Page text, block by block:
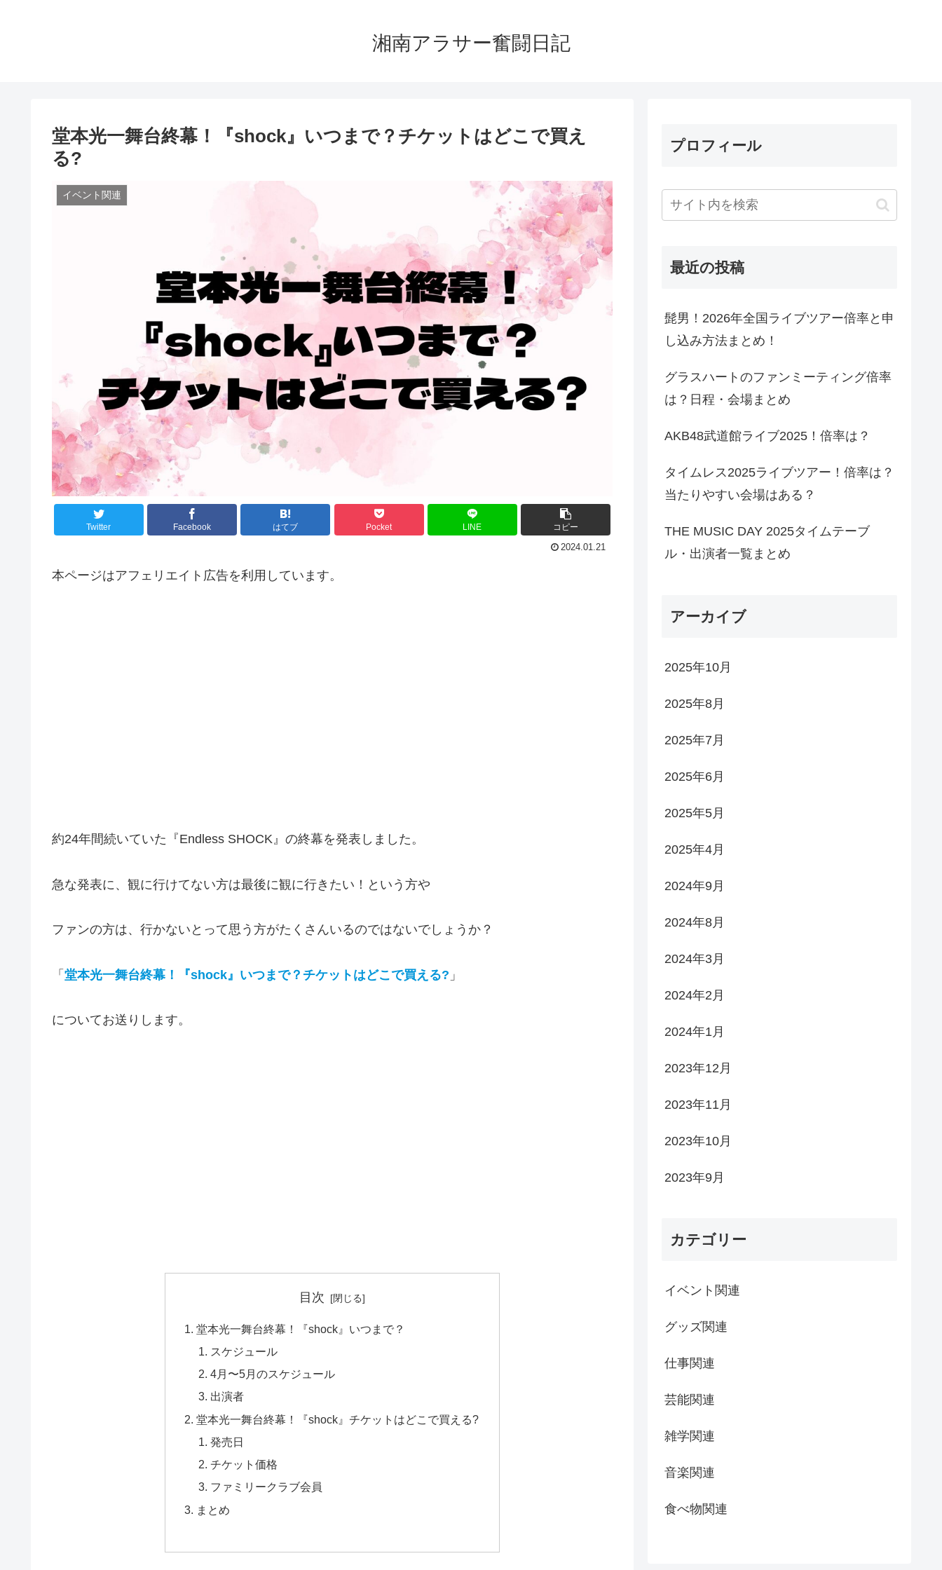
湘南アラサー奮闘日記
堂本光一舞台終幕！『shock』いつまで？チケットはどこで買え
る?
イベント関連
Twitter Facebook はてブ Pocket LINE コピー
2024.01.21
本ページはアフェリエイト広告を利用しています。
約24年間続いていた『Endless SHOCK』の終幕を発表しました。
急な発表に、観に行けてない方は最後に観に行きたい！という方や
ファンの方は、行かないとって思う方がたくさんいるのではないでしょうか？
「 堂本光一舞台終幕！『shock』いつまで？チケットはどこで買える? 」
についてお送りします。
目次
堂本光一舞台終幕！『shock』いつまで？
スケジュール
4月〜5月のスケジュール
出演者
堂本光一舞台終幕！『shock』チケットはどこで買える?
発売日
チケット価格
ファミリークラブ会員
まとめ
プロフィール
最近の投稿
髭男！2026年全国ライブツアー倍率と申
し込み方法まとめ！
グラスハートのファンミーティング倍率
は？日程・会場まとめ
AKB48武道館ライブ2025！倍率は？
タイムレス2025ライブツアー！倍率は？
当たりやすい会場はある？
THE MUSIC DAY 2025タイムテーブ
ル・出演者一覧まとめ
アーカイブ
2025年10月
2025年8月
2025年7月
2025年6月
2025年5月
2025年4月
2024年9月
2024年8月
2024年3月
2024年2月
2024年1月
2023年12月
2023年11月
2023年10月
2023年9月
カテゴリー
イベント関連
グッズ関連
仕事関連
芸能関連
雑学関連
音楽関連
食べ物関連